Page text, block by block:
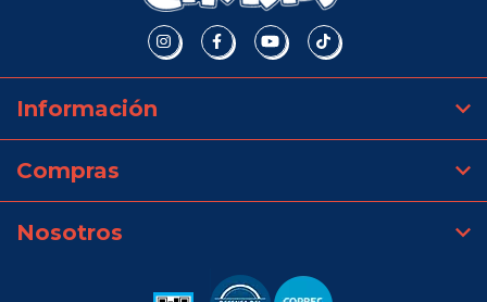
Información
Compras
Nosotros